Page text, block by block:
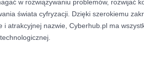
w rozwiązywaniu problemów, rozwijać
świata cyfryzacji. Dzięki szerokiemu
i atrakcyjnej nazwie, Cyberhub.pl ma